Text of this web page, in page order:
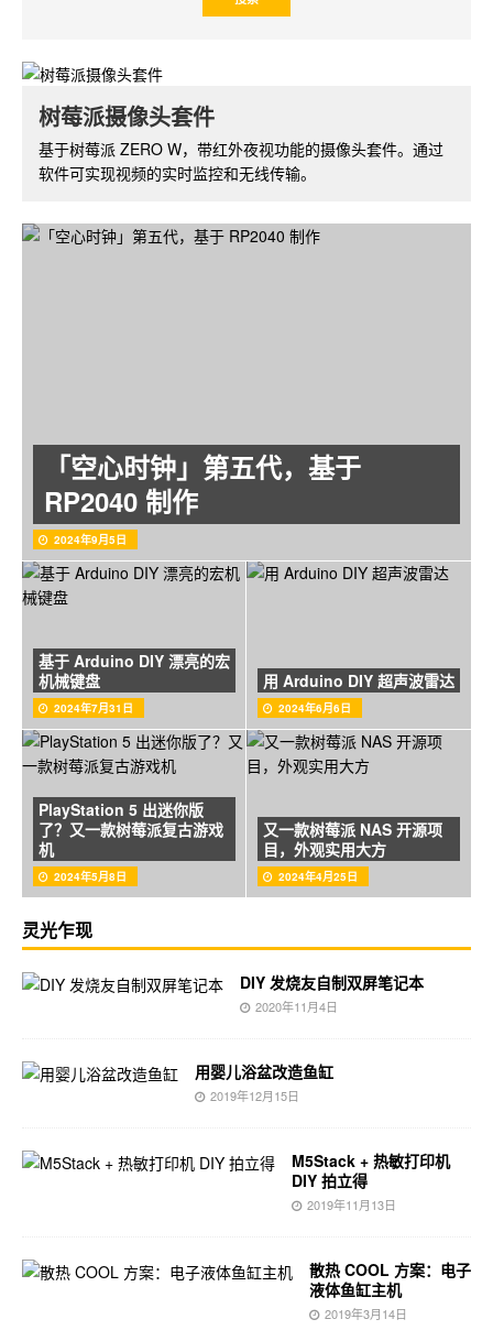
NXEZ Cube 小方屏 DIY 套件
小方屏系列基于 ESP8266 开发板，支持 WiFi 功能，配备
OLED 显示屏。可以开发出丰富的功能和应用。
树莓派摄像头套件
基于树莓派 ZERO W，带红外夜视功能的摄像头套件。通过
软件可实现视频的实时监控和无线传输。
「空心时钟」第五代，基于
RP2040 制作
2024年9月5日
基于 Arduino DIY 漂亮的宏
机械键盘
2024年7月31日
用 Arduino DIY 超声波雷达
2024年6月6日
PlayStation 5 出迷你版
了？又一款树莓派复古游戏
机
2024年5月8日
又一款树莓派 NAS 开源项
目，外观实用大方
2024年4月25日
灵光乍现
DIY 发烧友自制双屏笔记本
2020年11月4日
用婴儿浴盆改造鱼缸
2019年12月15日
M5Stack + 热敏打印机
DIY 拍立得
2019年11月13日
散热 COOL 方案：电子
液体鱼缸主机
2019年3月14日